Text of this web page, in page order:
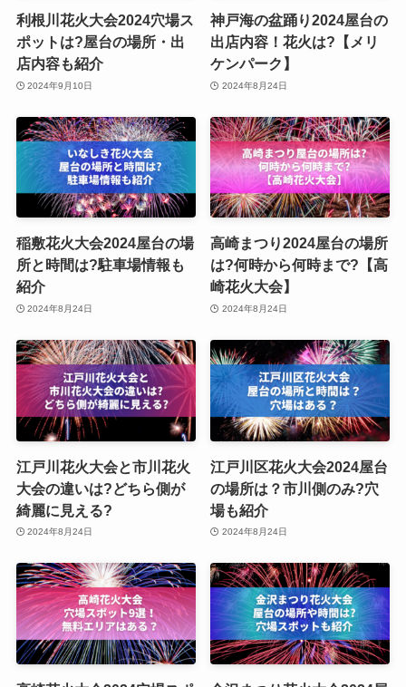
利根川花火大会2024穴場ス
ポットは?屋台の場所・出
店内容も紹介
2024年9月10日
神戸海の盆踊り2024屋台の
出店内容！花火は?【メリ
ケンパーク】
2024年8月24日
稲敷花火大会2024屋台の場
所と時間は?駐車場情報も
紹介
2024年8月24日
高崎まつり2024屋台の場所
は?何時から何時まで?【高
崎花火大会】
2024年8月24日
江戸川花火大会と市川花火
大会の違いは?どちら側が
綺麗に見える?
2024年8月24日
江戸川区花火大会2024屋台
の場所は？市川側のみ?穴
場も紹介
2024年8月24日